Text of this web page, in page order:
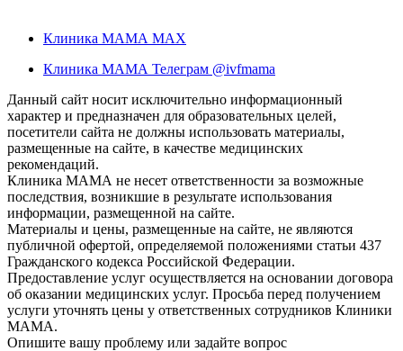
Клиника МАМА MAX
Клиника МАМА Телеграм @ivfmama
Данный сайт носит исключительно информационный
характер и предназначен для образовательных целей,
посетители сайта не должны использовать материалы,
размещенные на сайте, в качестве медицинских
рекомендаций.
Клиника МАМА не несет ответственности за возможные
последствия, возникшие в результате использования
информации, размещенной на сайте.
Материалы и цены, размещенные на сайте, не являются
публичной офертой, определяемой положениями статьи 437
Гражданского кодекса Российской Федерации.
Предоставление услуг осуществляется на основании договора
об оказании медицинских услуг. Просьба перед получением
услуги уточнять цены у ответственных сотрудников Клиники
МАМА.
Опишите вашу проблему или задайте вопрос